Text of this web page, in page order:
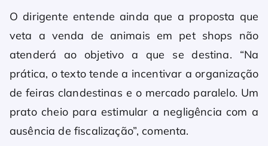
O dirigente entende ainda que a proposta que
veta a venda de animais em pet shops não
atenderá ao objetivo a que se destina. “Na
prática, o texto tende a incentivar a organização
de feiras clandestinas e o mercado paralelo. Um
prato cheio para estimular a negligência com a
ausência de fiscalização”, comenta.